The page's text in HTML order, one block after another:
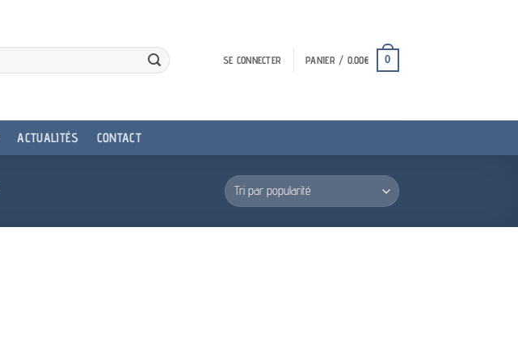
SE CONNECTER PANIER / 0.00€ 0
ACTUALITÉS CONTACT